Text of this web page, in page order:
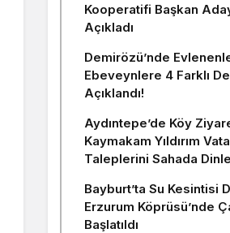
Kooperatifi Başkan
Açıkladı
Demirözü’nde
Ebeveynlere 4 Farklı
Açıklandı!
Aydıntepe’de Köy
Kaymakam Yıldırım
Taleplerini Sahada
Bayburt’ta Su Kesintisi
Erzurum Köprüsü’nde
Başlatıldı